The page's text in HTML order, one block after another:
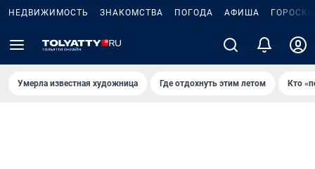
НЕДВИЖИМОСТЬ ЗНАКОМСТВА ПОГОДА АФИША
Умерла известная художница Где отдохнуть этим летом Кто